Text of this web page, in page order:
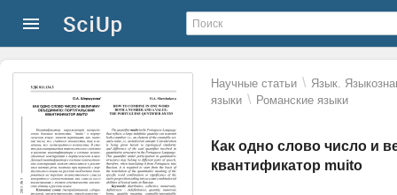
Научные статьи \ Язык.
языки \ Романские языки
Как одно слово число и
квантификатор muito